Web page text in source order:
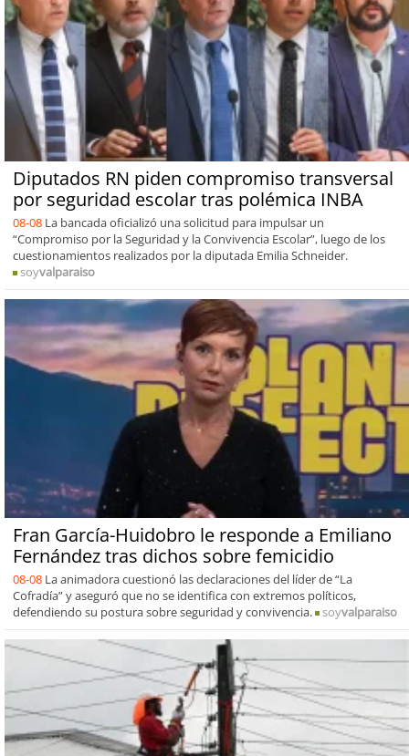
Diputados RN piden compromiso transversal
por seguridad escolar tras polémica INBA
08-08 La bancada oficializó una solicitud para impulsar un
“Compromiso por la Seguridad y la Convivencia Escolar”, luego de los
cuestionamientos realizados por la diputada Emilia Schneider.
soyvalparaiso
Fran García-Huidobro le responde a Emiliano
Fernández tras dichos sobre femicidio
08-08 La animadora cuestionó las declaraciones del líder de “La
Cofradía” y aseguró que no se identifica con extremos políticos,
defendiendo su postura sobre seguridad y convivencia.
soyvalparaiso